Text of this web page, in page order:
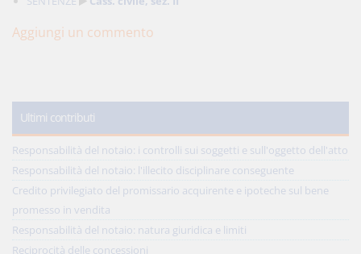
Aggiungi un commento
Ultimi contributi
Responsabilità del notaio: i controlli sui soggetti e sull'oggetto dell'atto
Responsabilità del notaio: l'illecito disciplinare conseguente
Credito privilegiato del promissario acquirente e ipoteche sul bene
promesso in vendita
Responsabilità del notaio: natura giuridica e limiti
Reciprocità delle concessioni